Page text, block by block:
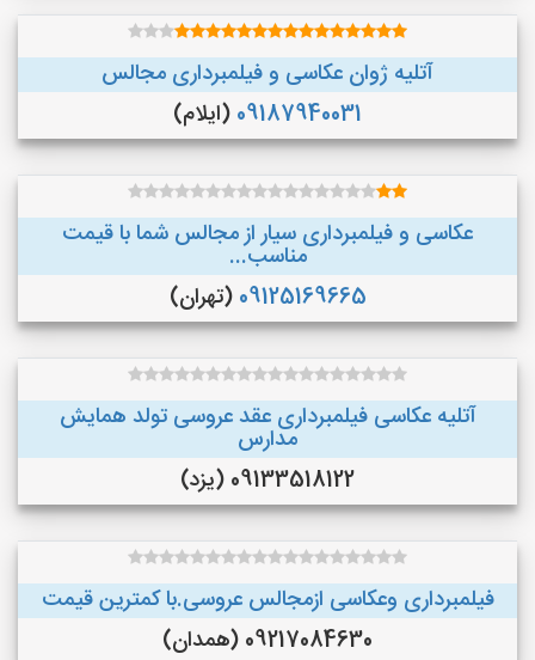
آتلیه ژوان عکاسی و فیلمبرداری مجالس
09187940031 (ایلام)
عکاسی و فیلمبرداری سیار از مجالس شما با قیمت
مناسب...
09125169665 (تهران)
آتلیه عکاسی فیلمبرداری عقد عروسی تولد همایش
مدارس
09133518122 (یزد)
فیلمبرداری وعکاسی ازمجالس عروسی.با کمترین قیمت
09217084630 (همدان)